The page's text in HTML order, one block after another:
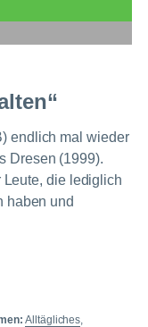
endlich mal wieder
Dresen (1999).
Leute, die lediglich
haben und
Alltägliches,